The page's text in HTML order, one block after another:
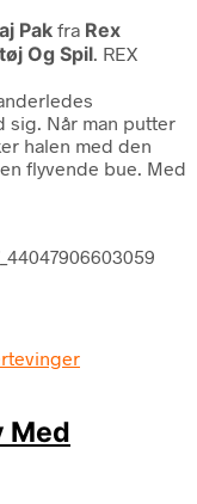
Pak fra Rex
Og Spil. REX
sig. Når man putter
halen med den
flyvende bue. Med
Med